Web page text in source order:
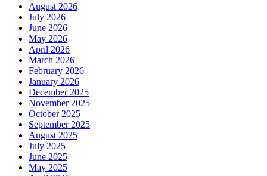
August 2026
July 2026
June 2026
May 2026
April 2026
March 2026
February 2026
January 2026
December 2025
November 2025
October 2025
September 2025
August 2025
July 2025
June 2025
May 2025